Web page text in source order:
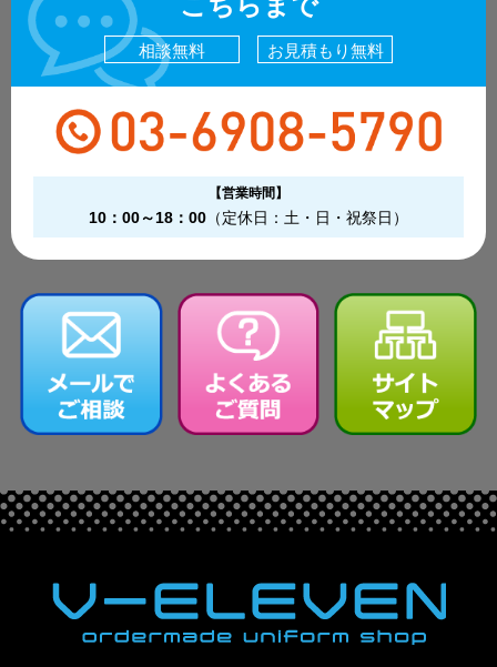
相談無料 お見積もり無料
【営業時間】
10：00～18：00 （定休日：土・日・祝祭日）